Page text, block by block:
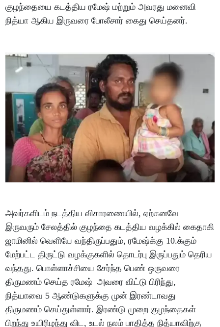
குழந்தையை கடத்திய ரமேஷ் மற்றும் அவரது மனைவி
நித்யா ஆகிய இருவரை போலீசார் கைது செய்தனர்.
அவர்களிடம் நடத்திய விசாரணையில், ஏற்கனவே
இருவரும் சேலத்தில் குழந்தை கடத்திய வழக்கில் கைதாகி
ஜாமினில் வெளியே வந்திருப்பதும், ரமேஷ்க்கு 10.க்கும்
மேற்பட்ட திருட்டு வழக்குகளில் தொடர்பு இருப்பதும் தெரிய
வந்தது. பொள்ளாச்சியை சேர்ந்த பெண் ஒருவரை
திருமணம் செய்த ரமேஷ் அவரை விட்டு பிரிந்து,
நித்யாவை 5 ஆண்டுகளுக்கு முன் இரண்டாவது
திருமணம் செய்துள்ளார். இரண்டு முறை குழந்தைகள்
பிறந்து உயிரிழந்து விட, உடல் நலம் பாதித்த நித்யாவிற்கு